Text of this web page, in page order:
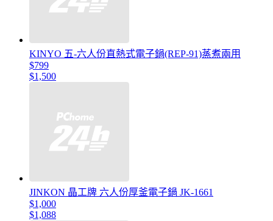
KINYO 五-六人份直熱式電子鍋(REP-91)蒸煮兩用
$799
$1,500
JINKON 晶工牌 六人份厚釜電子鍋 JK-1661
$1,000
$1,088